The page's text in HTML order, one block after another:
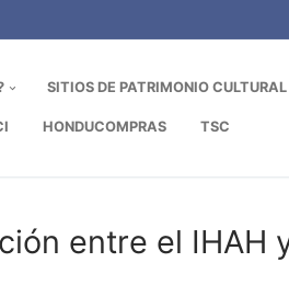
SITIOS DE PATRIMONIO CULTURAL
HONDUCOMPRAS TSC
entre el IHAH